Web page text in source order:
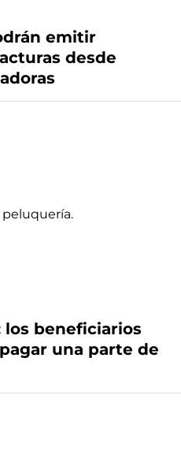
emitir
desde
beneficiarios
una parte de